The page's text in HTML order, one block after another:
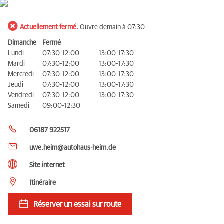
Actuellement fermé. Ouvre demain à 07:30
Dimanche
Fermé
Lundi
07:30-12:00
13:00-17:30
Mardi
07:30-12:00
13:00-17:30
Mercredi
07:30-12:00
13:00-17:30
Jeudi
07:30-12:00
13:00-17:30
Vendredi
07:30-12:00
13:00-17:30
Samedi
09:00-12:30
06187 922517
uwe.heim@autohaus-heim.de
Site internet
Itinéraire
Réserver un essai sur route